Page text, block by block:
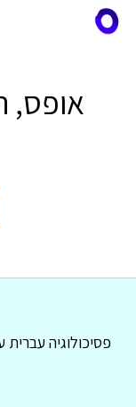
אופס,
פסיכולוגיה עברית